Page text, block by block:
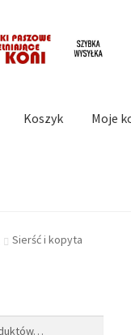
Koszyk Moje
Koszyk Moje konto
Sierść i kopyta